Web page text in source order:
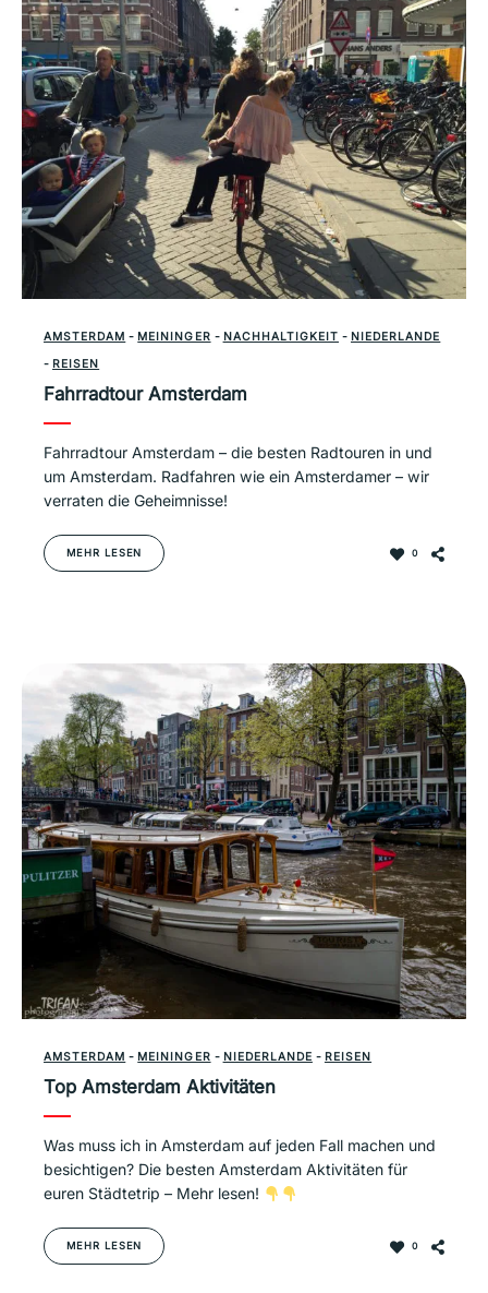
AMSTERDAM - MEININGER - NACHHALTIGKEIT - NIEDERLANDE
- REISEN
Fahrradtour Amsterdam
Fahrradtour Amsterdam – die besten Radtouren in und
um Amsterdam. Radfahren wie ein Amsterdamer – wir
verraten die Geheimnisse!
MEHR LESEN 0
AMSTERDAM - MEININGER - NIEDERLANDE - REISEN
Top Amsterdam Aktivitäten
Was muss ich in Amsterdam auf jeden Fall machen und
besichtigen? Die besten Amsterdam Aktivitäten für
euren Städtetrip – Mehr lesen!
MEHR LESEN 0